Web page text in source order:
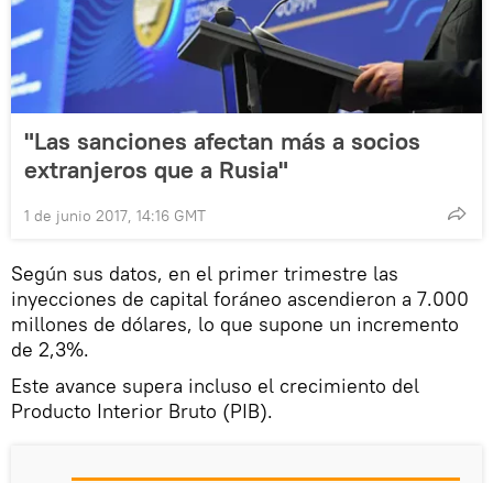
"Las sanciones afectan más a socios
extranjeros que a Rusia"
1 de junio 2017, 14:16 GMT
Según sus datos, en el primer trimestre las
inyecciones de capital foráneo ascendieron a 7.000
millones de dólares, lo que supone un incremento
de 2,3%.
Este avance supera incluso el crecimiento del
Producto Interior Bruto (PIB).